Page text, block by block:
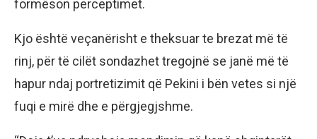
formëson perceptimet.
Kjo është veçanërisht e theksuar te brezat më të
rinj, për të cilët sondazhet tregojnë se janë më të
hapur ndaj portretizimit që Pekini i bën vetes si një
fuqi e mirë dhe e përgjegjshme.